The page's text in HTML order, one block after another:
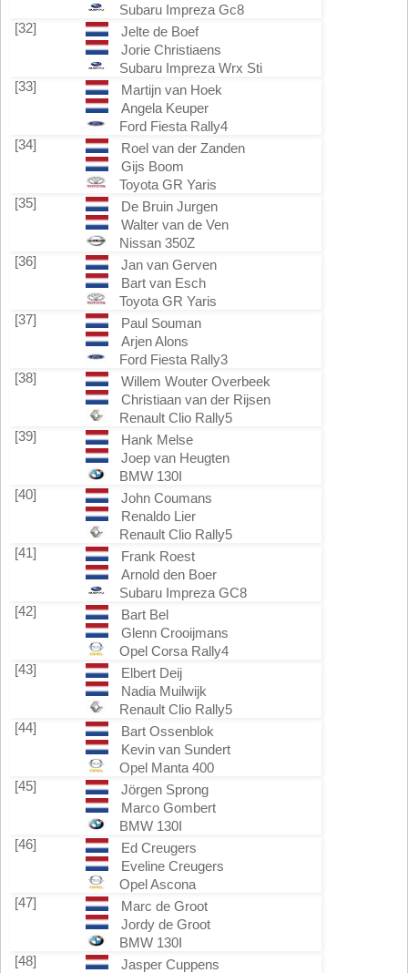
Subaru Impreza Gc8
[32]
Jelte de Boef
Jorie Christiaens
Subaru Impreza Wrx Sti
[33]
Martijn van Hoek
Angela Keuper
Ford Fiesta Rally4
[34]
Roel van der Zanden
Gijs Boom
Toyota GR Yaris
[35]
De Bruin Jurgen
Walter van de Ven
Nissan 350Z
[36]
Jan van Gerven
Bart van Esch
Toyota GR Yaris
[37]
Paul Souman
Arjen Alons
Ford Fiesta Rally3
[38]
Willem Wouter Overbeek
Christiaan van der Rijsen
Renault Clio Rally5
[39]
Hank Melse
Joep van Heugten
BMW 130I
[40]
John Coumans
Renaldo Lier
Renault Clio Rally5
[41]
Frank Roest
Arnold den Boer
Subaru Impreza GC8
[42]
Bart Bel
Glenn Crooijmans
Opel Corsa Rally4
[43]
Elbert Deij
Nadia Muilwijk
Renault Clio Rally5
[44]
Bart Ossenblok
Kevin van Sundert
Opel Manta 400
[45]
Jörgen Sprong
Marco Gombert
BMW 130I
[46]
Ed Creugers
Eveline Creugers
Opel Ascona
[47]
Marc de Groot
Jordy de Groot
BMW 130I
[48]
Jasper Cuppens